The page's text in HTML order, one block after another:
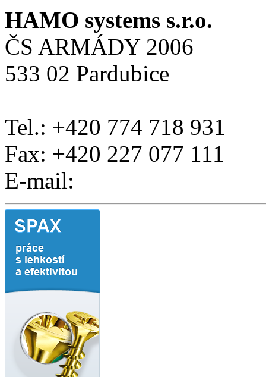
HAMO systems s.r.o.
ČS ARMÁDY 2006
533 02 Pardubice
Tel.: +420 774 718 931
Fax: +420 227 077 111
E-mail: